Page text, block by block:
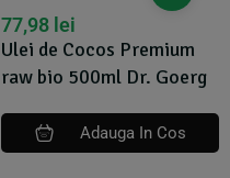
Ulei de Cocos Premium
raw bio 500ml Dr. Goerg
77,98 lei
Adauga In Cos